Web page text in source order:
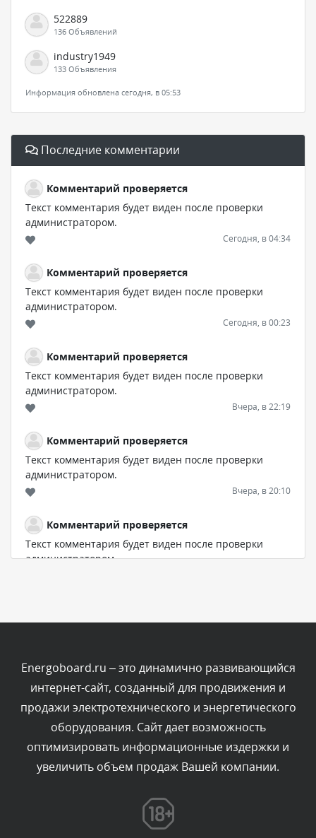
522889
136 Объявлений
industry1949
133 Объявления
Информация обновлена сегодня, в 05:53
Последние комментарии
Комментарий проверяется
Текст комментария будет виден после проверки
администратором.
Сегодня, в 04:34
Комментарий проверяется
Текст комментария будет виден после проверки
администратором.
Сегодня, в 00:23
Комментарий проверяется
Текст комментария будет виден после проверки
администратором.
Вчера, в 22:19
Комментарий проверяется
Текст комментария будет виден после проверки
администратором.
Вчера, в 20:10
Комментарий проверяется
Текст комментария будет виден после проверки
администратором.
Комментарий проверяется
Текст комментария будет виден после проверки
администратором.
Вчера, в 13:26
Комментарий проверяется
Текст комментария будет виден после проверки
Energoboard.ru – это динамично развивающийся
интернет-сайт, созданный для продвижения и
продажи электротехнического и энергетического
оборудования. Сайт дает возможность
оптимизировать информационные издержки и
увеличить объем продаж Вашей компании.